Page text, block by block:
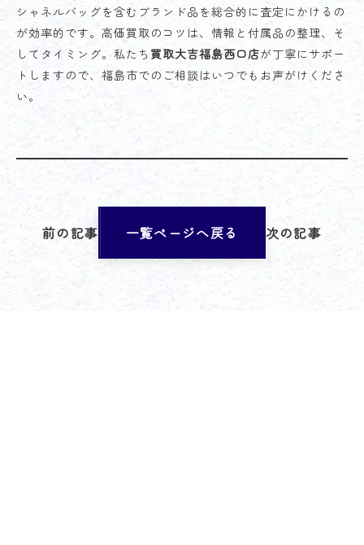
シャネルバッグを含むブランド品を総合的に査定にかけるの
が効率的です。高価買取のコツは、情報と付属品の整理、そ
してタイミング。私たち 買取大吉福島西口店が丁寧にサポー
トしますので、福島市でのご相談はいつでもお声がけくださ
い。
前の記事 一覧ページへ戻る 次の記事